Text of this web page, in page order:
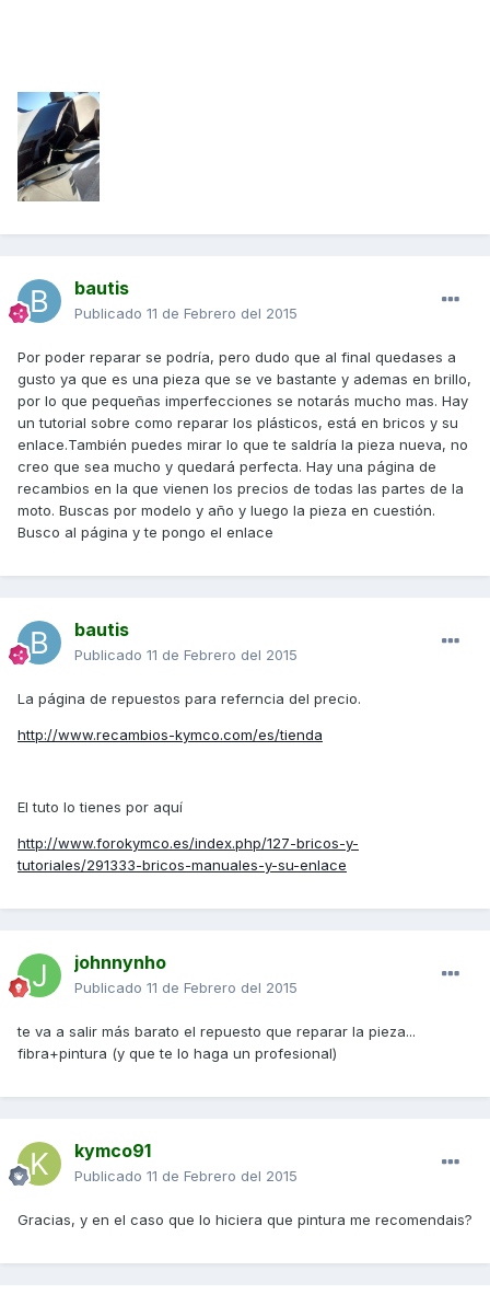
bautis
Publicado 11 de Febrero del 2015
Por poder reparar se podría, pero dudo que al final quedases a
gusto ya que es una pieza que se ve bastante y ademas en brillo,
por lo que pequeñas imperfecciones se notarás mucho mas. Hay
un tutorial sobre como reparar los plásticos, está en bricos y su
enlace.También puedes mirar lo que te saldría la pieza nueva, no
creo que sea mucho y quedará perfecta. Hay una página de
recambios en la que vienen los precios de todas las partes de la
moto. Buscas por modelo y año y luego la pieza en cuestión.
Busco al página y te pongo el enlace
bautis
Publicado 11 de Febrero del 2015
La página de repuestos para referncia del precio.
http://www.recambios-kymco.com/es/tienda
El tuto lo tienes por aquí
http://www.forokymco.es/index.php/127-bricos-y-
tutoriales/291333-bricos-manuales-y-su-enlace
johnnynho
Publicado 11 de Febrero del 2015
te va a salir más barato el repuesto que reparar la pieza...
fibra+pintura (y que te lo haga un profesional)
kymco91
Publicado 11 de Febrero del 2015
Gracias, y en el caso que lo hiciera que pintura me recomendais?